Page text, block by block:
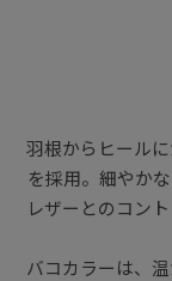
羽根からヒール
を採用。細やか
レザーとのコン
バコカラーは、